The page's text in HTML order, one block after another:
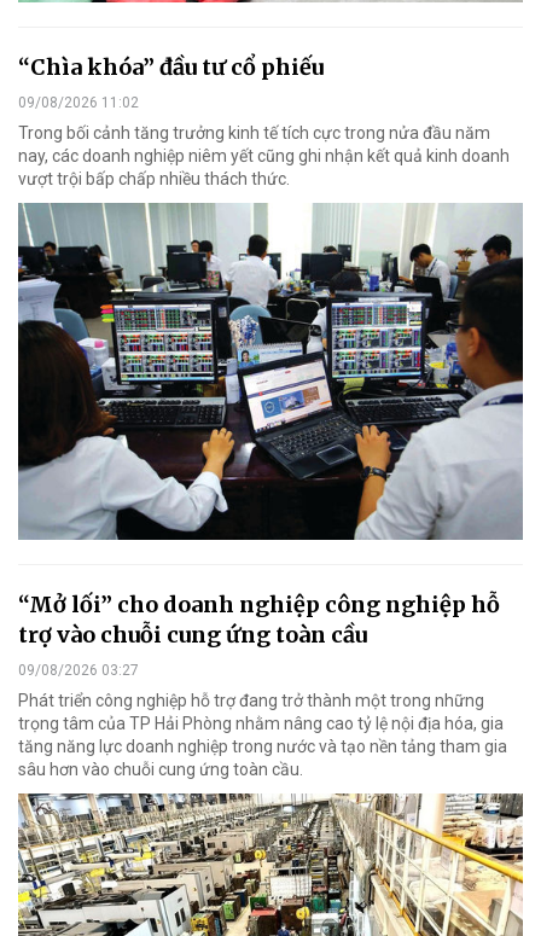
“Chìa khóa” đầu tư cổ phiếu
09/08/2026 11:02
Trong bối cảnh tăng trưởng kinh tế tích cực trong nửa đầu năm
nay, các doanh nghiệp niêm yết cũng ghi nhận kết quả kinh doanh
vượt trội bấp chấp nhiều thách thức.
“Mở lối” cho doanh nghiệp công nghiệp hỗ
trợ vào chuỗi cung ứng toàn cầu
09/08/2026 03:27
Phát triển công nghiệp hỗ trợ đang trở thành một trong những
trọng tâm của TP Hải Phòng nhằm nâng cao tỷ lệ nội địa hóa, gia
tăng năng lực doanh nghiệp trong nước và tạo nền tảng tham gia
sâu hơn vào chuỗi cung ứng toàn cầu.